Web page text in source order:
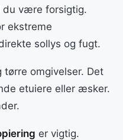
du være forsigtig.
ekstreme
sollys og fugt.
tørre omgivelser. Det
etuiere eller æsker.
er vigtig.